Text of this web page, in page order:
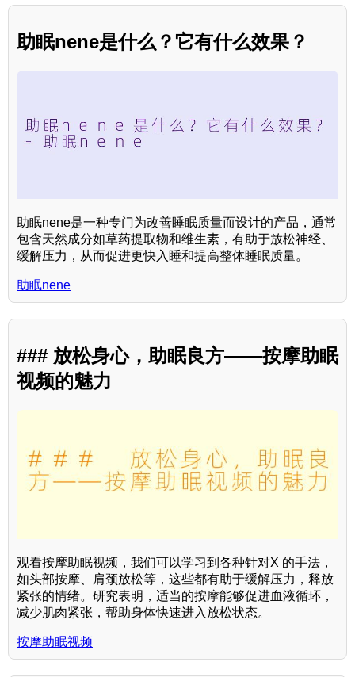
助眠nene是什么？它有什么效果？
助眠nene是一种专门为改善睡眠质量而设计的产品，通常
包含天然成分如草药提取物和维生素，有助于放松神经、
缓解压力，从而促进更快入睡和提高整体睡眠质量。
助眠nene
### 放松身心，助眠良方——按摩助眠
视频的魅力
观看按摩助眠视频，我们可以学习到各种针对X 的手法，
如头部按摩、肩颈放松等，这些都有助于缓解压力，释放
紧张的情绪。研究表明，适当的按摩能够促进血液循环，
减少肌肉紧张，帮助身体快速进入放松状态。
按摩助眠视频